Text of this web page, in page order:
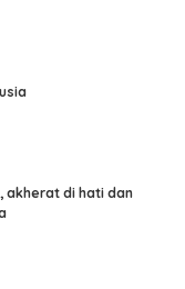
akherat di hati dan